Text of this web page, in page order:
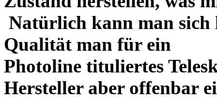
Natürlich kann man sich
Qualität man für ein
Photoline tituliertes
Hersteller aber offenbar